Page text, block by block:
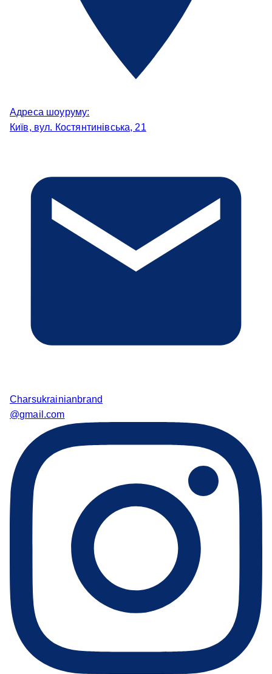
Адреса шоуруму:
Київ, вул. Костянтинівська, 21
Charsukrainianbrand
@gmail.com